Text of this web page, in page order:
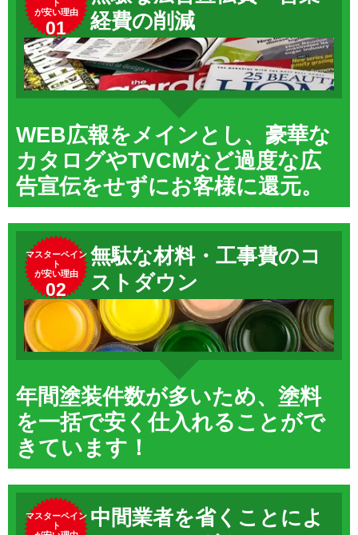
ト
が安い理由
01
経費の削減
WEB広報をメインとし、豪華な
カタログやTVCMなど過度な広
告宣伝をせずにお客様に還元。
マスターペイン
ト
が安い理由
02
無駄な材料・工事費のコ
ストダウン
年間塗装件数が多いため、塗料
を一括で安く仕入れることがで
きています！
マスターペイン
ト
中間業者を省くことによ